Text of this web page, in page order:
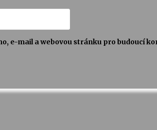
e-mail a webovou stránku pro budoucí